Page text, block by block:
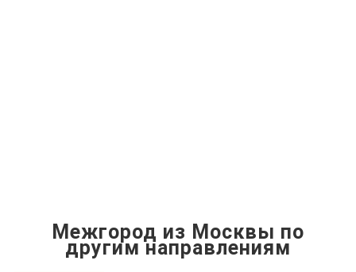
Межгород из Москвы по
другим направлениям